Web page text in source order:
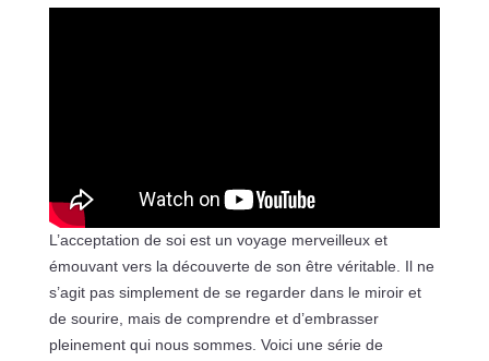
L’acceptation de soi est un voyage merveilleux et
émouvant vers la découverte de son être véritable. Il ne
s’agit pas simplement de se regarder dans le miroir et
de sourire, mais de comprendre et d’embrasser
pleinement qui nous sommes. Voici une série de